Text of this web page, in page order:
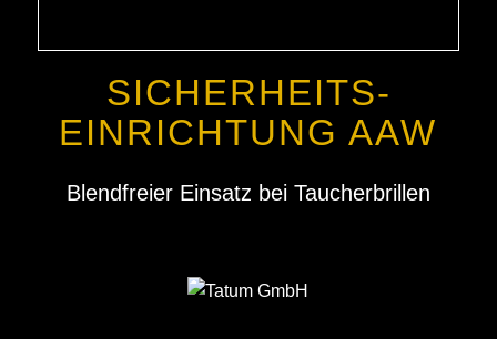
SICHERHEITS­
EINRICHTUNG AAW
Blendfreier Einsatz bei Taucherbrillen